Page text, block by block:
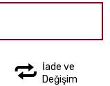
İade ve
Değişim